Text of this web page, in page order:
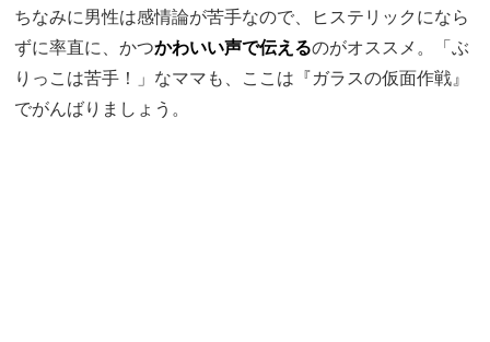
ちなみに男性は感情論が苦手なので、ヒステリックになら
ずに率直に、かつかわいい声で伝えるのがオススメ。「ぶ
りっこは苦手！」なママも、ここは『ガラスの仮面作戦』
でがんばりましょう。